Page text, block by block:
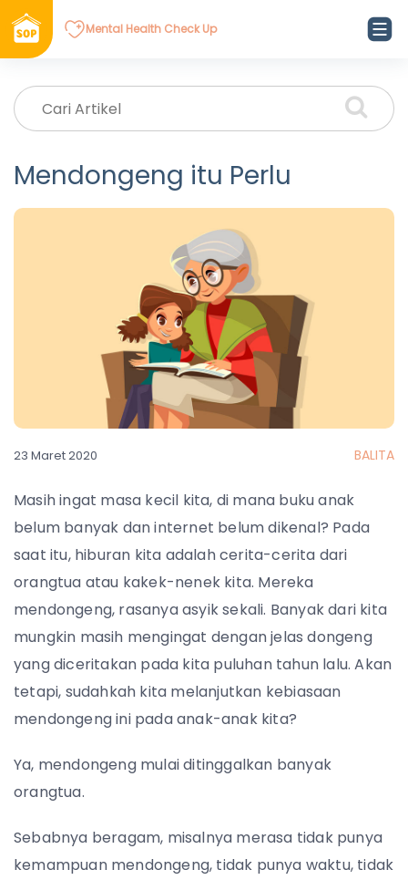
Mental Health Check Up
Mendongeng itu Perlu
23 Maret 2020 BALITA
Masih ingat masa kecil kita, di mana buku anak
belum banyak dan internet belum dikenal? Pada
saat itu, hiburan kita adalah cerita-cerita dari
orangtua atau kakek-nenek kita. Mereka
mendongeng, rasanya asyik sekali. Banyak dari kita
mungkin masih mengingat dengan jelas dongeng
yang diceritakan pada kita puluhan tahun lalu. Akan
tetapi, sudahkah kita melanjutkan kebiasaan
mendongeng ini pada anak-anak kita?
Ya, mendongeng mulai ditinggalkan banyak
orangtua.
Sebabnya beragam, misalnya merasa tidak punya
kemampuan mendongeng, tidak punya waktu, tidak